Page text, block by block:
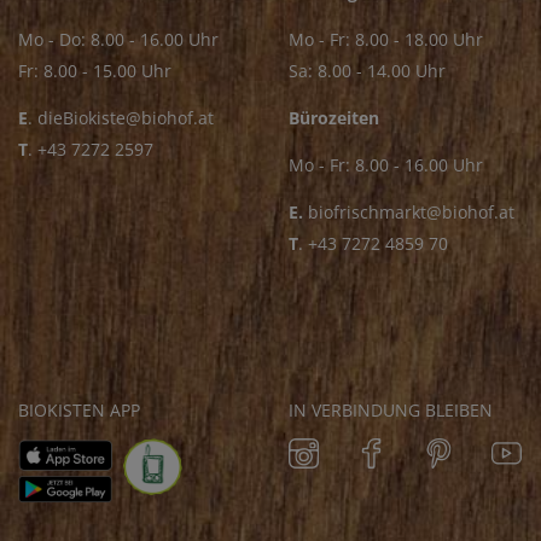
Mo - Do: 8.00 - 16.00 Uhr
Fr: 8.00 - 15.00 Uhr
E. dieBiokiste@biohof.at
T. +43 7272 2597
Mo - Fr: 8.00 - 18.00 Uhr
Sa: 8.00 - 14.00 Uhr
Bürozeiten
Mo - Fr: 8.00 - 16.00 Uhr
E. biofrischmarkt@biohof.at
T. +43 7272 4859 70
BIOKISTEN APP IN VERBINDUNG BLEIBEN